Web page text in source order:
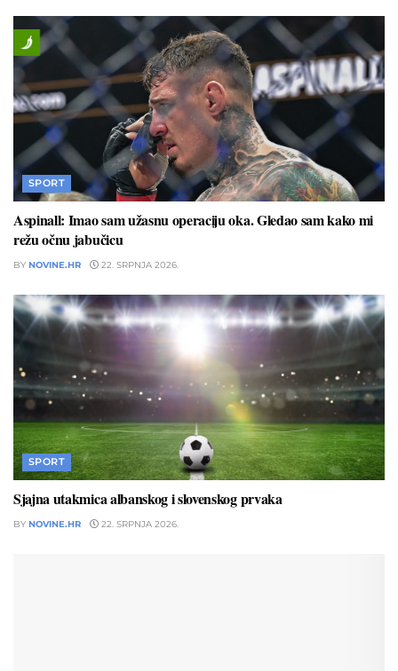
SPORT
Aspinall: Imao sam užasnu operaciju oka. Gledao sam kako mi
režu očnu jabučicu
BY NOVINE.HR 22. SRPNJA 2026.
SPORT
Sjajna utakmica albanskog i slovenskog prvaka
BY NOVINE.HR 22. SRPNJA 2026.